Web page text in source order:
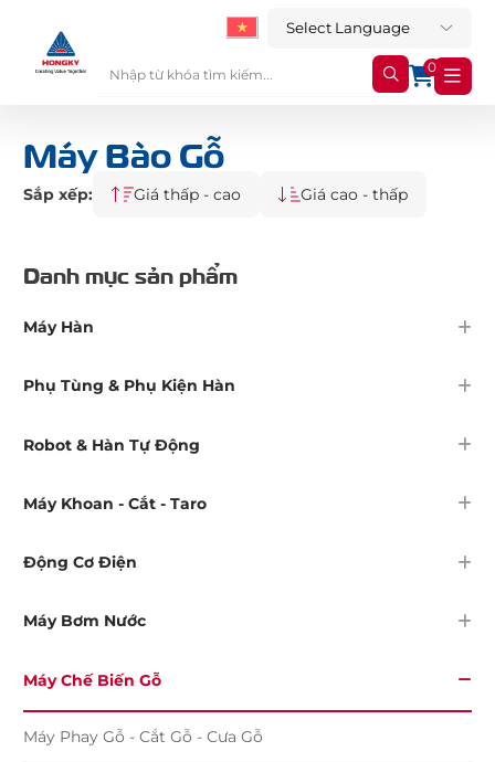
0
Máy Bào Gỗ
Sắp xếp: Giá thấp - cao Giá cao - thấp
Danh mục sản phẩm
Máy Hàn
Phụ Tùng & Phụ Kiện Hàn
Robot & Hàn Tự Động
Máy Khoan - Cắt - Taro
Động Cơ Điện
Máy Bơm Nước
Máy Chế Biến Gỗ
Máy Phay Gỗ - Cắt Gỗ - Cưa Gỗ